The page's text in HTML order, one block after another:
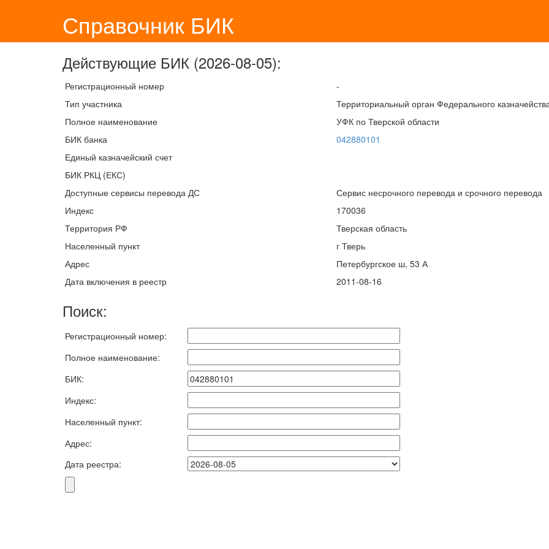
Справочник БИК
Действующие БИК (2026-08-05):
Регистрационный номер
-
Тип участника
Территориальный орган Федерального
Полное наименование
УФК по Тверской области
БИК банка
042880101
Единый казначейский счет
БИК РКЦ (ЕКС)
Доступные сервисы перевода ДС
Сервис несрочного перевода и срочного перевода
Индекс
170036
Территория РФ
Тверская область
Населенный пункт
г Тверь
Адрес
Петербургское ш, 53 А
Дата включения в реестр
2011-08-16
Поиск:
Регистрационный номер:
Полное наименование:
БИК:
Индекс:
Населенный пункт:
Адрес:
Дата реестра: